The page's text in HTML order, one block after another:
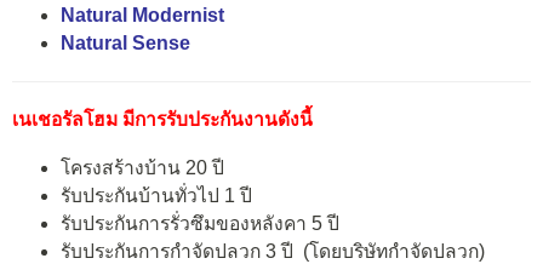
Natural Modernist
Natural Sense
เนเชอรัลโฮม มีการรับประกันงานดังนี้
โครงสร้างบ้าน 20 ปี
รับประกันบ้านทั่วไป 1 ปี
รับประกันการรั่วซึมของหลังคา 5 ปี
รับประกันการกำจัดปลวก 3 ปี (โดยบริษัทกำจัดปลวก)